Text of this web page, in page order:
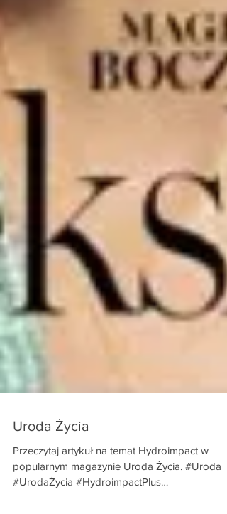
Uroda Życia
Przeczytaj artykuł na temat Hydroimpact w
popularnym magazynie Uroda Życia. #Uroda